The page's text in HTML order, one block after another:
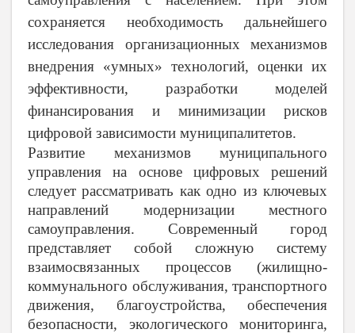
сохраняется необходимость дальнейшего
исследования организационных механизмов
внедрения «умных» технологий, оценки их
эффективности, разработки моделей
финансирования и минимизации рисков
цифровой зависимости муниципалитетов.
Развитие механизмов муниципального
управления на основе цифровых решений
следует рассматривать как одно из ключевых
направлений модернизации местного
самоуправления. Современный город
представляет собой сложную систему
взаимосвязанных процессов (жилищно-
коммунального обслуживания, транспортного
движения, благоустройства, обеспечения
безопасности, экологического мониторинга,